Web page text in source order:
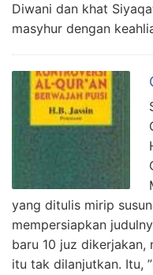
Diwani dan khat
masyhur dengan
yang ditulis mirip
mempersiapkan
baru 10 juz dikerjakan,
itu tak dilanjutkan. Itu,